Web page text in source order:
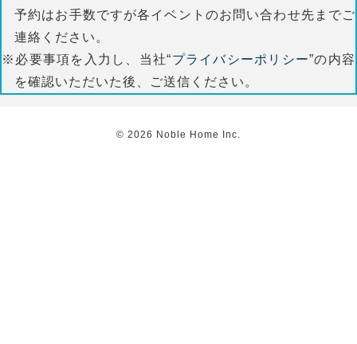
予約はお手数ですが各イベントのお問い合わせ先までご
連絡ください。
※必要事項を入力し、当社“プライバシーポリシー”の内容
を確認いただいた後、ご送信ください。
© 2026 Noble Home Inc.